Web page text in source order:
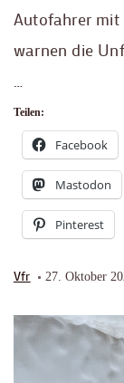
Autofahrer mit
warnen die
…
Teilen:
Facebook
Mastodon
Pinterest
Vfr 27. Oktober